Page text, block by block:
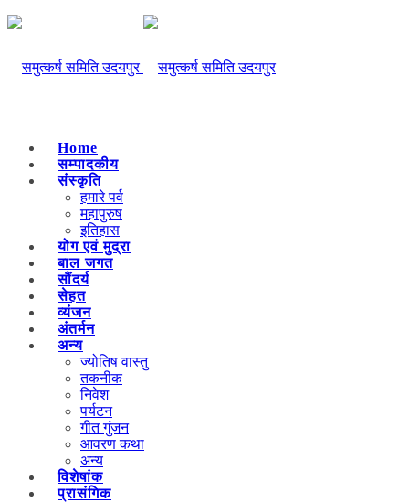
Home
सम्पादकीय
संस्कृति
हमारे पर्व
महापुरुष
इतिहास
योग एवं मुद्रा
बाल जगत
सौंदर्य
सेहत
व्यंजन
अंतर्मन
अन्य
ज्योतिष वास्तु
तकनीक
निवेश
पर्यटन
गीत गुंजन
आवरण कथा
अन्य
विशेषांक
प्रासंगिक